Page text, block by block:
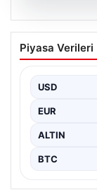
İYİ
Anayasa
Piyasa Verileri
USD
EUR
ALTIN
BTC